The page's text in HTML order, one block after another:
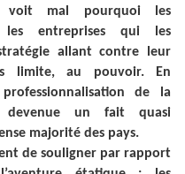
mal pourquoi les
les entreprises qui les
allant contre leur
limite, au pouvoir. En
de la
un fait quasi
majorité des pays.
de souligner par rapport